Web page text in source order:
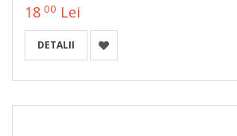
18 00 Lei
DETALII